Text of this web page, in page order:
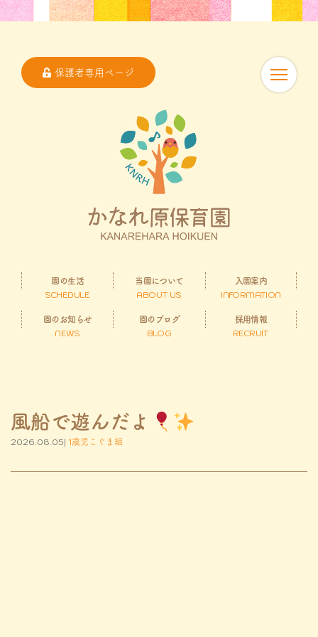
保護者専用ページ
園の生活
SCHEDULE
当園について
ABOUT US
入園案内
INFORMATION
園のお知らせ
NEWS
園のブログ
BLOG
採用情報
RECRUIT
風船で遊んだよ
2026.08.05| 1歳児こぐま組